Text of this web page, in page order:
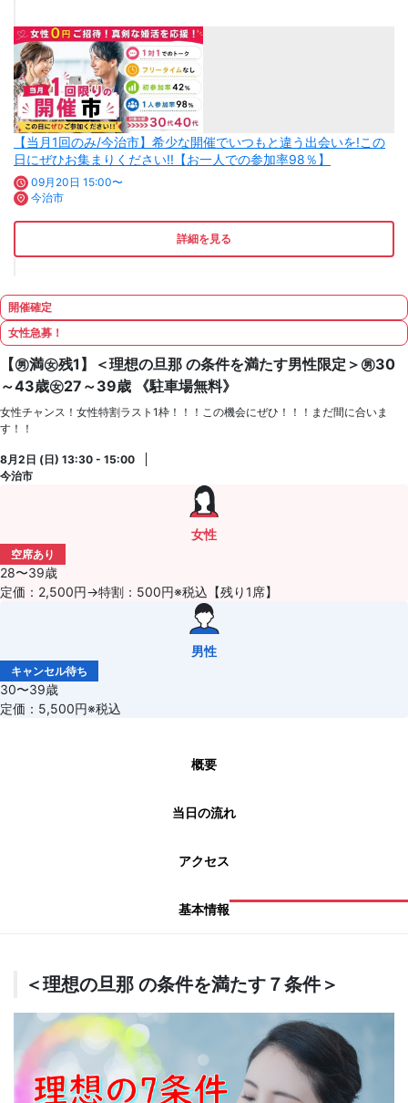
【当月1回のみ/今治市】希少な開催でいつもと違う出会いを!この
日にぜひお集まりください!!【お一人での参加率98％】
09月20日 15:00〜
今治市
詳細を見る
開催確定
女性急募！
【㊚満㊛残1】＜理想の旦那 の条件を満たす男性限定＞㊚30
～43歳㊛27～39歳 《駐車場無料》
女性チャンス！女性特割ラスト1枠！！！この機会にぜひ！！！まだ間に合いま
す！！
8月2日 (日) 13:30 - 15:00
今治市
女性
空席あり
28〜39歳
定価：2,500円→特割：500円※税込【残り1席】
男性
キャンセル待ち
30〜39歳
定価：5,500円※税込
概要
当日の流れ
アクセス
基本情報
＜理想の旦那 の条件を満たす７条件＞